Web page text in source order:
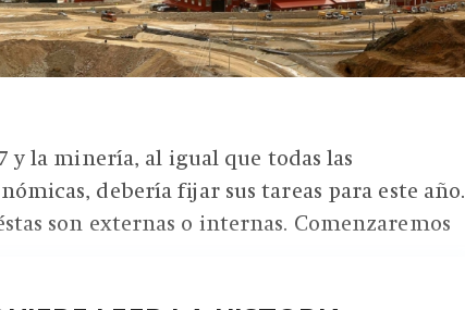
y la minería, al igual que todas las
debería fijar sus tareas para este año.
son externas o internas. Comenzaremos